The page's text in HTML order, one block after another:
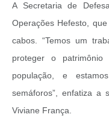
A Secretaria de
Operações Hefesto,
cabos. “Temos um
proteger o
população, e
semáforos”, enfatiza a
Viviane França.